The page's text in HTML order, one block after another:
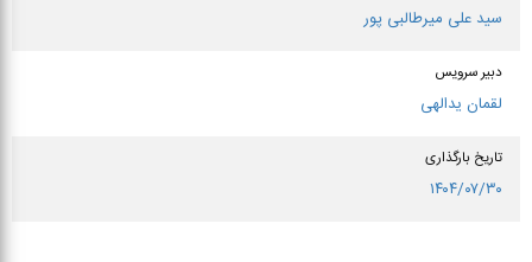
سید علی میرطالبی پور
دبیر سرویس
لقمان یدالهی
تاریخ بارگذاری
۱۴۰۴/۰۷/۳۰